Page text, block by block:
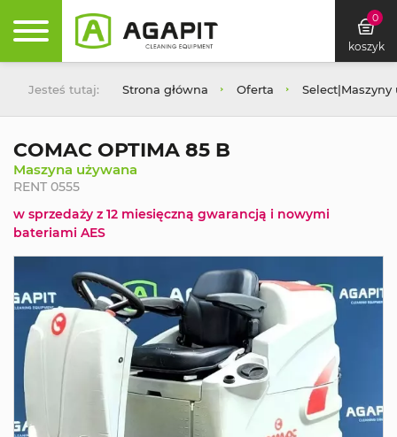
0
koszyk
Jesteś tutaj: Strona główna Oferta Select|Maszyny
COMAC OPTIMA 85 B
Maszyna używana
RENT 0555
w sprzedaży z 12 miesięczną gwarancją i nowymi
bateriami AES